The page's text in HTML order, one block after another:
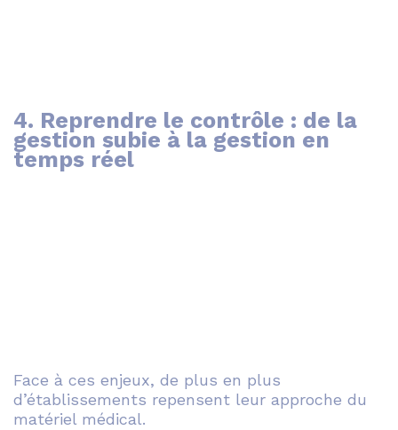
4. Reprendre le contrôle : de la
gestion subie à la gestion en
temps réel
Face à ces enjeux, de plus en plus
d’établissements repensent leur approche du
matériel médical.